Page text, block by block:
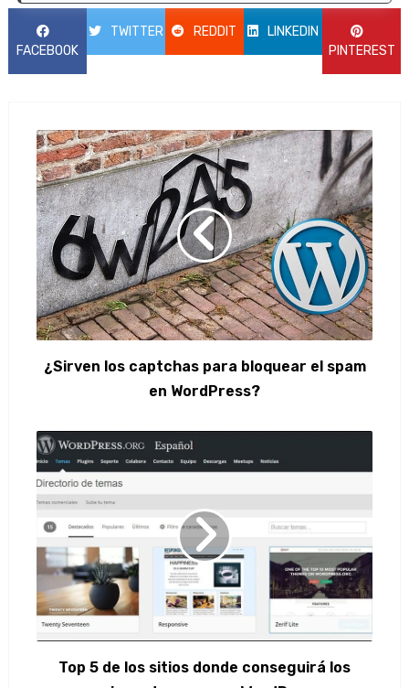
FACEBOOK
TWITTER REDDIT
LINKEDIN
PINTEREST
¿Sirven los captchas para bloquear el spam
en WordPress?
Top 5 de los sitios donde conseguirá los